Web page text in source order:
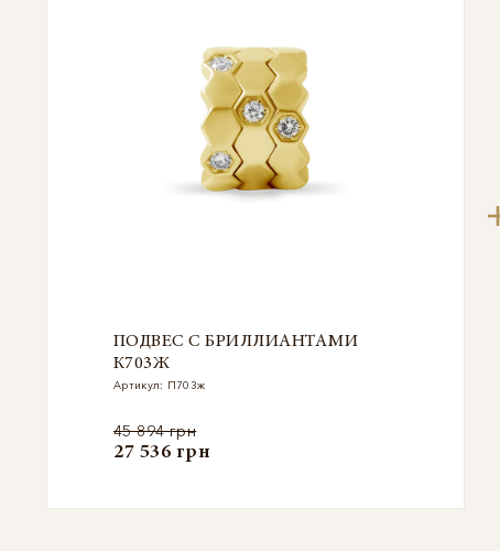
ПОДВЕС С БРИЛЛИАНТАМИ
К703Ж
Артикул: П703ж
45 894 грн
27 536 грн